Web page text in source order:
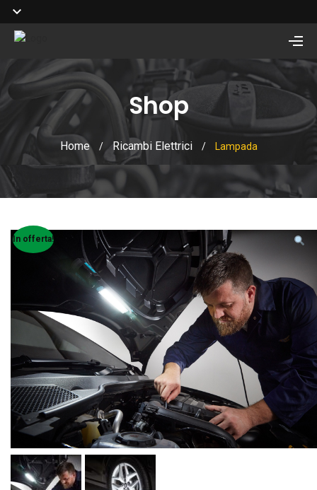
Shop
Home / Ricambi Elettrici / Lampada
In offerta!